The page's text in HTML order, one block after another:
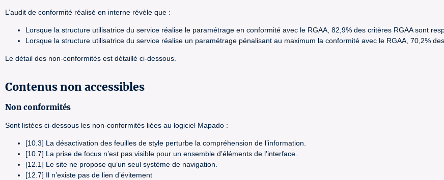
L’audit de conformité réalisé en interne révèle que :
Lorsque la structure utilisatrice du service réalise le paramétrage en conformité avec le RGAA, 82,9% des critères RGAA sont
Lorsque la structure utilisatrice du service réalise un paramétrage pénalisant au maximum la conformité avec le RGAA, 70,2%
Le détail des non-conformités est détaillé ci-dessous.
Contenus non accessibles
Non conformités
Sont listées ci-dessous les non-conformités liées au logiciel Mapado :
[10.3] La désactivation des feuilles de style perturbe la compréhension de l’information.
[10.7] La prise de focus n’est pas visible pour un ensemble d’éléments de l’interface.
[12.1] Le site ne propose qu’un seul système de navigation.
[12.7] Il n’existe pas de lien d’évitement